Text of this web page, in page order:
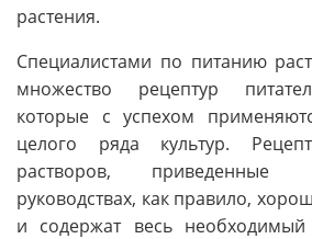
растения.
Специалистами по питанию
множество рецептур
которые с успехом
целого ряда культур.
растворов, приведенные
руководствах, как правило,
и содержат весь